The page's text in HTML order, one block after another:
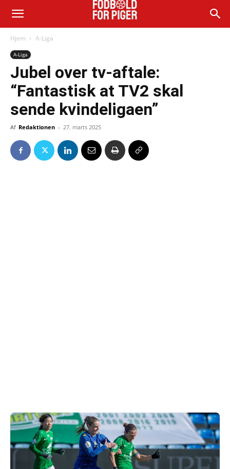
Hjem A-Liga
A-Liga
Jubel over tv-aftale:
“Fantastisk at TV2 skal
sende kvindeligaen”
Af Redaktionen - 27. marts 2025